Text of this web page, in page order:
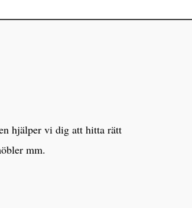
hjälper vi dig att hitta rätt
mm.